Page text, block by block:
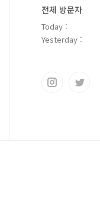
전체 방문자
Today :
Yesterday :